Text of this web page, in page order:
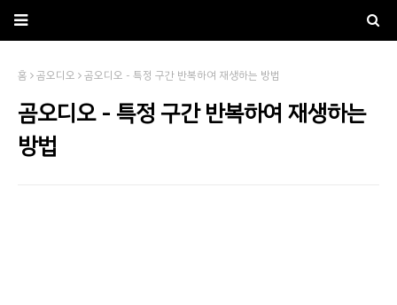
홈 곰오디오 곰오디오 - 특정 구간 반복하여 재생하는 방법
곰오디오 - 특정 구간 반복하여 재생하는
방법